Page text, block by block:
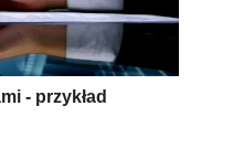
- przykład